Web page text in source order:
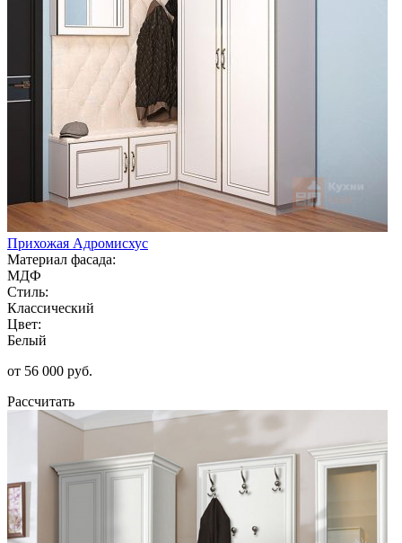
Прихожая Адромисхус
Материал фасада:
МДФ
Стиль:
Классический
Цвет:
Белый
от 56 000 руб.
Рассчитать